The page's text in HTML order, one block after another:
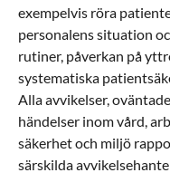
exempelvis röra
personalens situation
rutiner, påverkan på
systematiska
Alla avvikelser,
händelser inom vård,
säkerhet och miljö
särskilda